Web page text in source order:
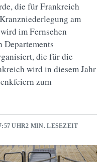
die für Frankreich
am
im Fernsehen
Departements
die für die
wird in diesem Jahr
zum
UHR2 MIN. LESEZEIT